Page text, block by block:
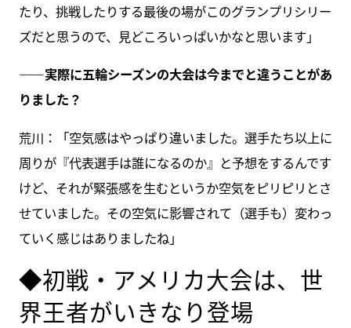
たり、挑戦したりする最後の場がこのグランプリシリー
ズだと思うので、見どころいっぱいかなと思います」
――実際に五輪シーズンの大会は今までと違うことがあ
りました？
荒川：「空気感はやっぱり違いました。選手たち以上に
周りが『代表選手は誰になるのか』と予想をするんです
けど、それが緊張感を生むというか空気をピリピリとさ
せていました。その空気に影響されて（選手も）変わっ
ていく感じはありましたね」
◆初戦・アメリカ大会は、世
界王者がいきなり登場